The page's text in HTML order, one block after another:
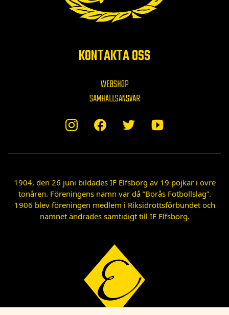
KONTAKTA OSS
WEBSHOP
SAMHÄLLSANSVAR
1904, den 26 juni bildades IF Elfsborg av 19 pojkar i övre
tonåren. Föreningens namn var då ”Borås Fotbollslag”.
1906 blev föreningen medlem i Riksidrottsförbundet och
namnet ändrades samtidigt till IF Elfsborg.